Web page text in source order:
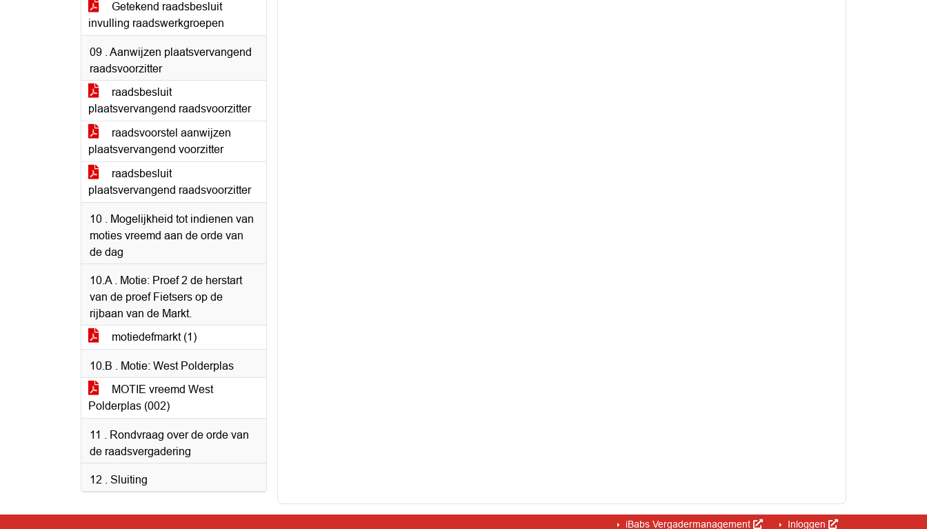
Getekend raadsbesluit
invulling raadswerkgroepen
09 . Aanwijzen plaatsvervangend
raadsvoorzitter
raadsbesluit
plaatsvervangend raadsvoorzitter
raadsvoorstel aanwijzen
plaatsvervangend voorzitter
raadsbesluit
plaatsvervangend raadsvoorzitter
10 . Mogelijkheid tot indienen van
moties vreemd aan de orde van
de dag
10.A . Motie: Proef 2 de herstart
van de proef Fietsers op de
rijbaan van de Markt.
motiedefmarkt (1)
10.B . Motie: West Polderplas
MOTIE vreemd West
Polderplas (002)
11 . Rondvraag over de orde van
de raadsvergadering
12 . Sluiting
iBabs Vergadermanagement Inloggen